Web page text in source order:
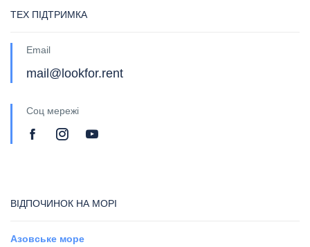
ТЕХ ПІДТРИМКА
Email
mail@lookfor.rent
Соц мережі
ВІДПОЧИНОК НА МОРІ
Азовське море